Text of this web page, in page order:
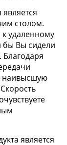
столом.
удаленному
бы Вы сидели
Благодаря
наивысшую
является